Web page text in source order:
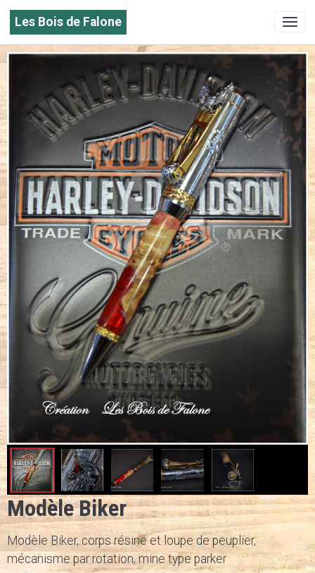
Les Bois de Falone
Modèle Biker
Modèle Biker, corps résine et loupe de peuplier,
mécanisme par rotation, mine type parker